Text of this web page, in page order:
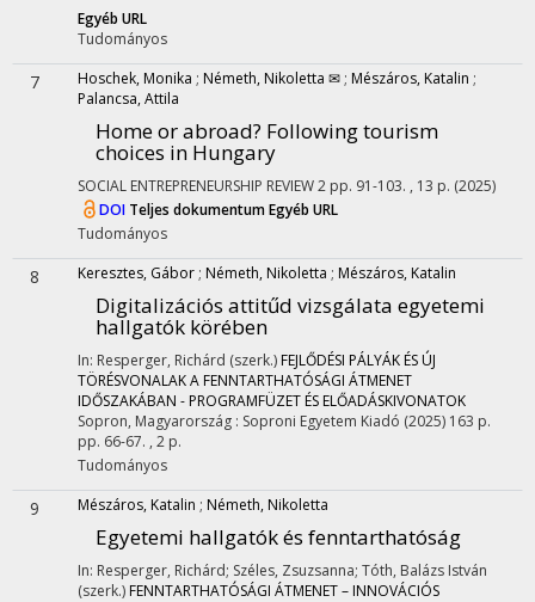
Egyéb URL
Tudományos
7 Hoschek, Monika ; Németh, Nikoletta ✉ ; Mészáros, Katalin ;
Palancsa, Attila
Home or abroad? Following tourism
choices in Hungary
SOCIAL ENTREPRENEURSHIP REVIEW2 pp. 91-103. , 13 p. (2025)
DOI Teljes dokumentumEgyéb URL
Tudományos
8 Keresztes, Gábor ; Németh, Nikoletta ; Mészáros, Katalin
Digitalizációs attitűd vizsgálata egyetemi
hallgatók körében
In: Resperger, Richárd (szerk.) FEJLŐDÉSI PÁLYÁK ÉS ÚJ
TÖRÉSVONALAK A FENNTARTHATÓSÁGI ÁTMENET
IDŐSZAKÁBAN - PROGRAMFÜZET ÉS ELŐADÁSKIVONATOK
Sopron, Magyarország : Soproni Egyetem Kiadó (2025) 163 p.
pp. 66-67. , 2 p.
Tudományos
9 Mészáros, Katalin ; Németh, Nikoletta
Egyetemi hallgatók és fenntarthatóság
In: Resperger, Richárd; Széles, Zsuzsanna; Tóth, Balázs István
(szerk.) FENNTARTHATÓSÁGI ÁTMENET – INNOVÁCIÓS